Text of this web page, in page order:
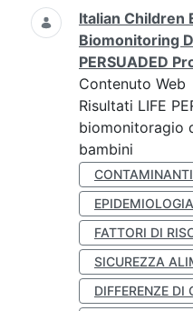
Italian Children
Biomonitoring
PERSUADED
Contenuto Web
Risultati LIFE
biomonitoragio
bambini
EPIDEMIOLOGIA
FATTORI DI
SICUREZZA
DIFFERENZE DI